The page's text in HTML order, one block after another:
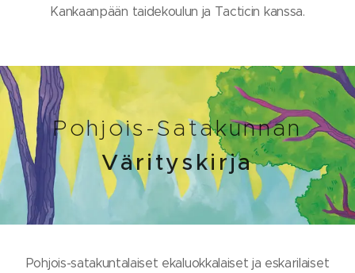
Kankaanpään taidekoulun ja Tacticin kanssa.
Pohjois-Satakunnan
Värityskirja
Pohjois-satakuntalaiset ekaluokkalaiset ja eskarilaiset